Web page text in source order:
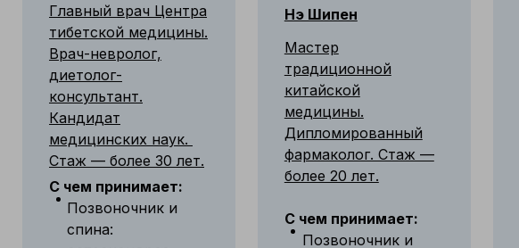
Главный врач Центра
тибетской медицины.
Врач-невролог,
диетолог-
консультант.
Кандидат
медицинских наук.
Стаж — более 30 лет.
С чем принимает:
Позвоночник и
спина:
Нэ Шипен
Мастер
традиционной
китайской
медицины.
Дипломированный
фармаколог. Стаж —
более 20 лет.
С чем принимает:
Позвоночник и